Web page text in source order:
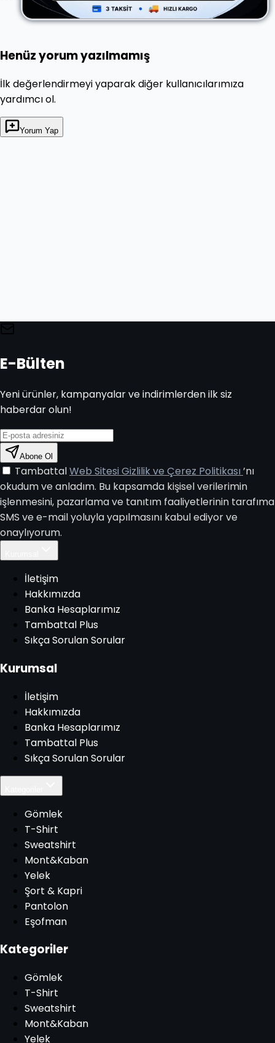
Henüz yorum yazılmamış
İlk değerlendirmeyi yaparak diğer kullanıcılarımıza
yardımcı ol.
Yorum Yap
E-Bülten
Yeni ürünler, kampanyalar ve indirimlerden ilk siz
haberdar olun!
Abone Ol
TambattalWeb Sitesi Gizlilik ve Çerez Politikası’nı
okudum ve anladım. Bu kapsamda kişisel verilerimin
işlenmesini, pazarlama ve tanıtım faaliyetlerinin tarafıma
SMS ve e-mail yoluyla yapılmasını kabul ediyor ve
onaylıyorum.
İletişim
Hakkımızda
Banka Hesaplarımız
Tambattal Plus
Sıkça Sorulan Sorular
Kurumsal
İletişim
Hakkımızda
Banka Hesaplarımız
Tambattal Plus
Sıkça Sorulan Sorular
Gömlek
T-Shirt
Sweatshirt
Mont&Kaban
Yelek
Şort & Kapri
Pantolon
Eşofman
Kategoriler
Gömlek
T-Shirt
Sweatshirt
Mont&Kaban
Yelek